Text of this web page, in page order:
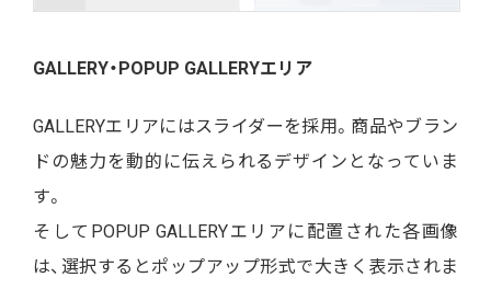
GALLERY・POPUP GALLERYエリア
GALLERYエリアにはスライダーを採用。商品やブラン
ドの魅力を動的に伝えられるデザインとなっていま
す。
そしてPOPUP GALLERYエリアに配置された各画像
は、選択するとポップアップ形式で大きく表示されま